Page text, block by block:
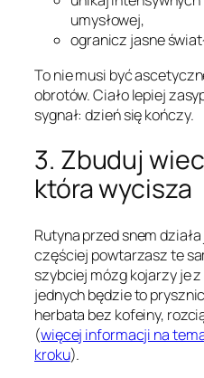
umysłowej,
ogranicz jasne
To nie musi być
obrotów. Ciało lepiej
sygnał: dzień się kończy.
3. Zbuduj
która wycisza
Rutyna przed snem
częściej powtarzasz te
szybciej mózg kojarzy je
jednych będzie to
herbata bez kofeiny,
(więcej informacji na
kroku).